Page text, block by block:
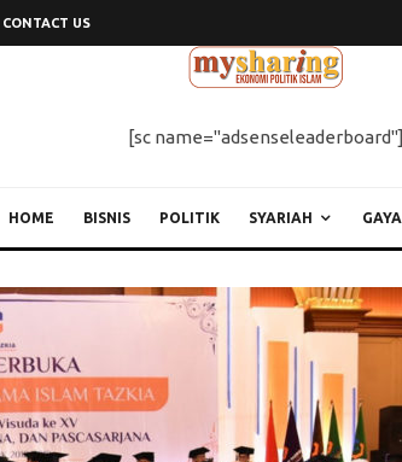
CONTACT US
[sc name="adsenseleaderboard"]
HOME BISNIS POLITIK SYARIAH GAYA